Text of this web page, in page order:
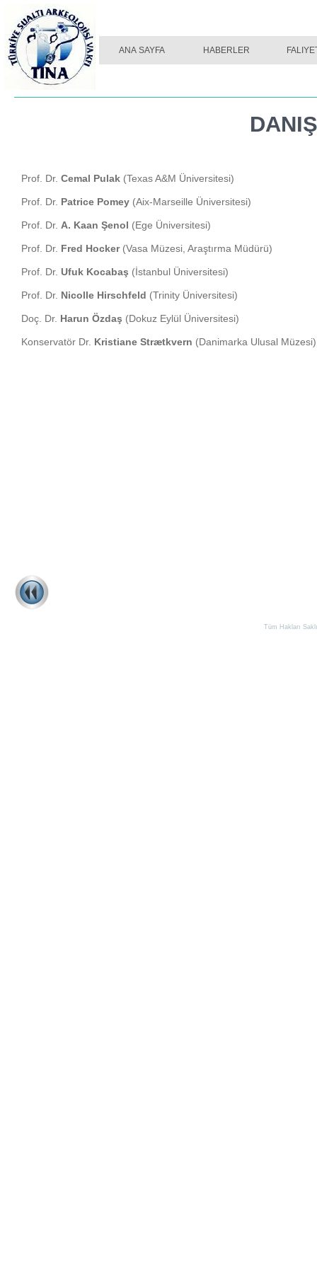
Tüm Hakları
TINA DERGI SAYI 01 TINA DERGI SAYI 02
ANA SAYFA HABERLER
Prof. Dr. Cemal Pulak (Texas A&M Üniversitesi)
Prof. Dr. Patrice Pomey (Aix-Marseille Üniversitesi)
Prof. Dr. A. Kaan Şenol (Ege Üniversitesi)
Prof. Dr. Fred Hocker(Vasa Müzesi, Araştırma Müdürü)
Prof. Dr. Ufuk Kocabaş (İstanbul Üniversitesi)
Prof. Dr. Nicolle Hirschfeld (Trinity Üniversitesi)
Doç. Dr. Harun Özdaş (Dokuz Eylül Üniversitesi)
Konservatör Dr. Kristiane Strætkvern (Danimarka Ulusal Müzesi)